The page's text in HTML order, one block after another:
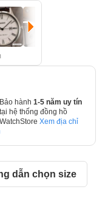
Bảo hành 1-5 năm uy tín
tại hệ thống đồng hồ
WatchStore Xem địa chỉ
dẫn chọn size